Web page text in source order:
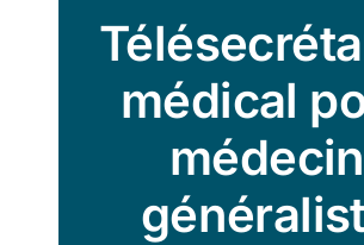
médical
médecin